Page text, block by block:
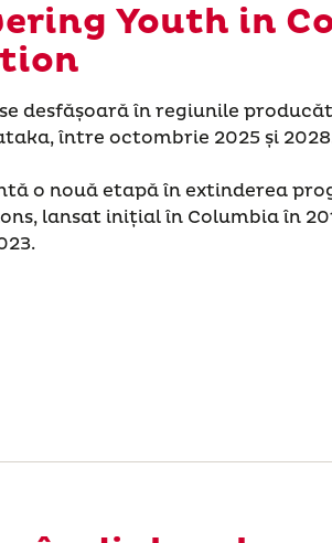
Youth in
desfășoară în regiunile
între octombrie 2025 și
o nouă etapă în extinderea
lansat inițial în Columbia în